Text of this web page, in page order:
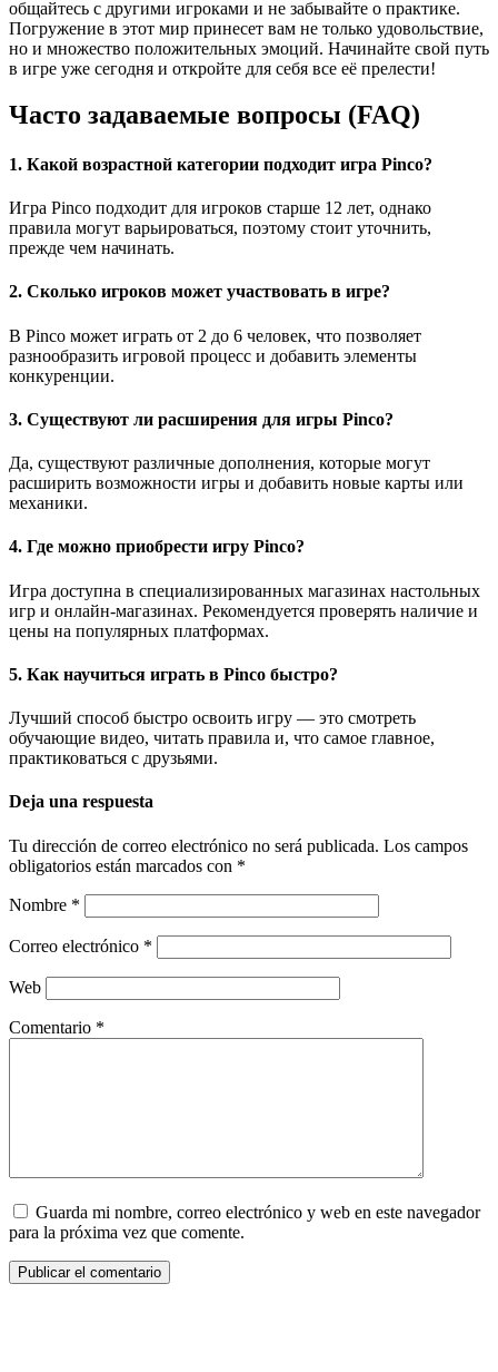
общайтесь с другими игроками и не забывайте о практике.
Погружение в этот мир принесет вам не только удовольствие,
но и множество положительных эмоций. Начинайте свой путь
в игре уже сегодня и откройте для себя все её прелести!
Часто задаваемые вопросы (FAQ)
1. Какой возрастной категории подходит игра Pinco?
Игра Pinco подходит для игроков старше 12 лет, однако
правила могут варьироваться, поэтому стоит уточнить,
прежде чем начинать.
2. Сколько игроков может участвовать в игре?
В Pinco может играть от 2 до 6 человек, что позволяет
разнообразить игровой процесс и добавить элементы
конкуренции.
3. Существуют ли расширения для игры Pinco?
Да, существуют различные дополнения, которые могут
расширить возможности игры и добавить новые карты или
механики.
4. Где можно приобрести игру Pinco?
Игра доступна в специализированных магазинах настольных
игр и онлайн-магазинах. Рекомендуется проверять наличие и
цены на популярных платформах.
5. Как научиться играть в Pinco быстро?
Лучший способ быстро освоить игру — это смотреть
обучающие видео, читать правила и, что самое главное,
практиковаться с друзьями.
Deja una respuesta
Tu dirección de correo electrónico no será publicada. Los campos
obligatorios están marcados con *
Nombre *
Correo electrónico *
Web
Comentario *
Guarda mi nombre, correo electrónico y web en este navegador
para la próxima vez que comente.